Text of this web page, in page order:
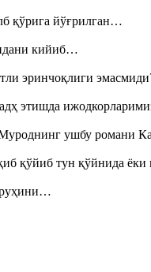
қўрига йўғрилган…
кийиб…
эринчоқлиги
этишда
Муроднинг ушбу романи
қўйиб тун қўйнида